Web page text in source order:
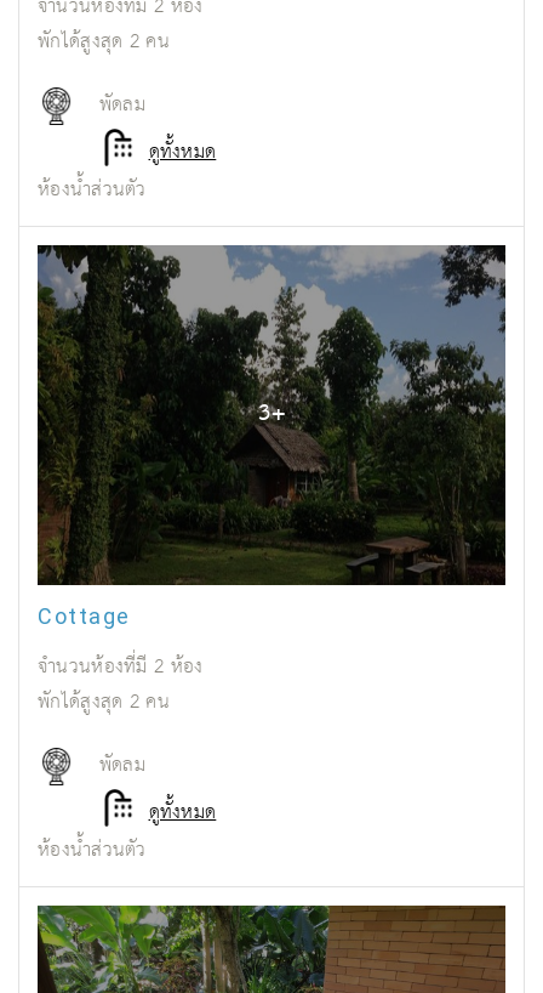
พักได้สูงสุด 2คน
พัดลม
ห้องน้ำส่วนตัว
ดูทั้งหมด
3+
Cottage
จำนวนห้องที่มี 2 ห้อง
พักได้สูงสุด 2คน
พัดลม
ห้องน้ำส่วนตัว
ดูทั้งหมด